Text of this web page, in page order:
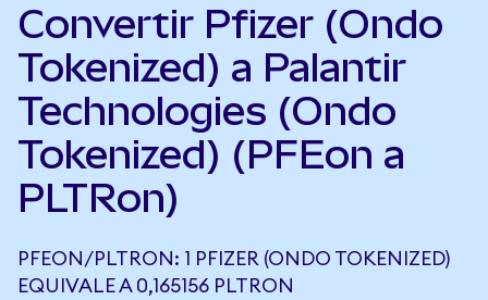
Convertir Pfizer (Ondo
Tokenized) a Palantir
Technologies (Ondo
Tokenized) (PFEon a
PLTRon)
PFEON/PLTRON: 1 PFIZER (ONDO TOKENIZED)
EQUIVALE A 0,165156 PLTRON